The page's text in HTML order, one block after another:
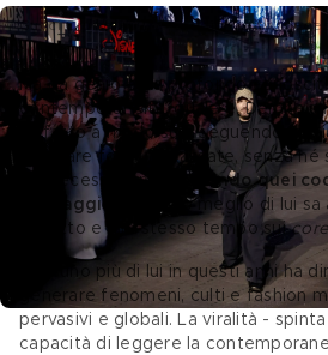
Gucci Cruise 2027 – Credits Getty Images
Ma da genio e da profondo
contemporaneità, quale è, Demna
va fatto a modo suo, seguendo la
replicare formule passate, senza né
predecessori, ma
traslando quei
linguaggio
. Nessuno meglio di lui
aspetto e allo stesso tempo sui core
Nessuno più di lui in questi anni ha
generare fenomeni, culti e fashion
pervasivi e globali. La viralità - spinta
capacità di leggere la